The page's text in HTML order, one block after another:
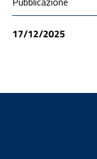
17/12/2025